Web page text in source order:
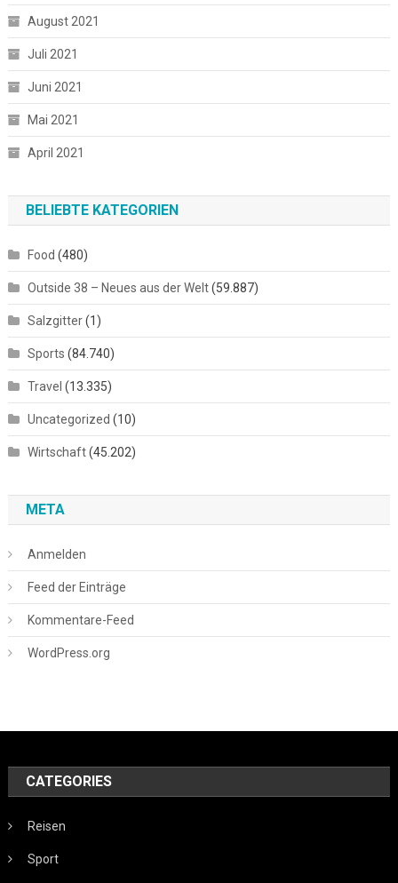
August 2021
Juli 2021
Juni 2021
Mai 2021
April 2021
BELIEBTE KATEGORIEN
Food (480)
Outside 38 – Neues aus der Welt(59.887)
Salzgitter(1)
Sports (84.740)
Travel (13.335)
Uncategorized (10)
Wirtschaft(45.202)
META
Anmelden
Feed der Einträge
Kommentare-Feed
WordPress.org
CATEGORIES
Reisen
Sport